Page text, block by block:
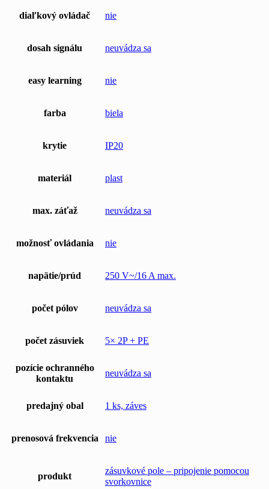
diaľkový ovládač nie
dosah signálu neuvádza sa
easy learning nie
farba biela
krytie IP20
materiál plast
max. záťaž neuvádza sa
možnosť ovládania nie
napätie/prúd 250 V~/16 A max.
počet pólov neuvádza sa
počet zásuviek 5× 2P + PE
pozície ochranného
kontaktu
neuvádza sa
predajný obal 1 ks, záves
prenosová frekvencia nie
produkt
zásuvkové pole – pripojenie pomocou
svorkovnice